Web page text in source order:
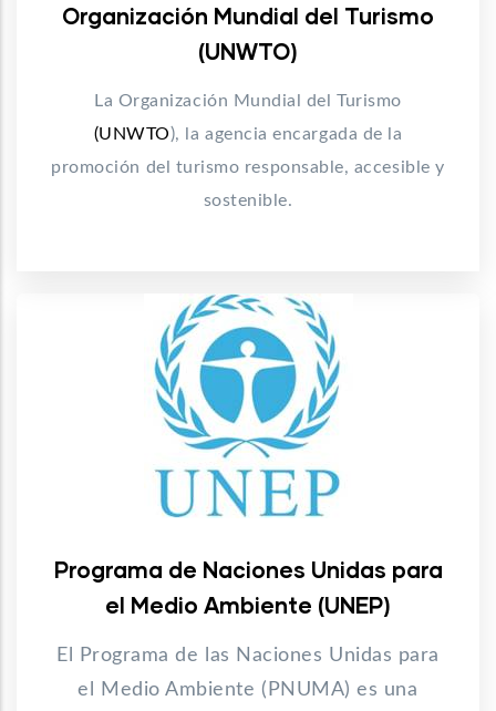
Organización Mundial del Turismo
(UNWTO)
La Organización Mundial del Turismo
(UNWTO), la agencia encargada de la
promoción del turismo responsable, accesible y
sostenible.
Programa de Naciones Unidas para
el Medio Ambiente (UNEP)
El Programa de las Naciones Unidas para
el Medio Ambiente (PNUMA) es una